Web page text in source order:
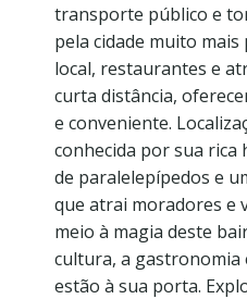
transporte público e
pela cidade muito mais
local, restaurantes e
curta distância,
e conveniente.
conhecida por sua
de paralelepípedos e
que atrai moradores e
meio à magia deste
cultura, a
estão à sua porta.